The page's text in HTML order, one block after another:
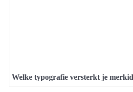
Welke typografie versterkt je